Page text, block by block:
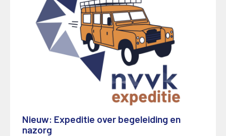
Nieuw: Expeditie over begeleiding en
nazorg